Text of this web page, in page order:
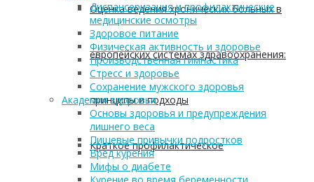
Оценка ведения хронических больных в
европейских системах здравоохранения:
принципы и подходы
Краткое профилактическое
Диспансеризация и профилактические
медицинские осмотры
Здоровое питание
Физическая активность и здоровье
Производственная гимнастика
Стресс и здоровье
Сохранение мужского здоровья
Академия здоровья
Основы здоровья и предупреждения
лишнего веса
Пищевые привычки подростков
Вред курения
Мифы о диабете